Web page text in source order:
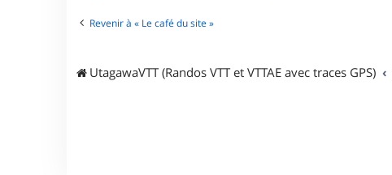
5
Revenir à « Le café du site »
UtagawaVTT (Randos VTT et VTTAE avec traces GPS)